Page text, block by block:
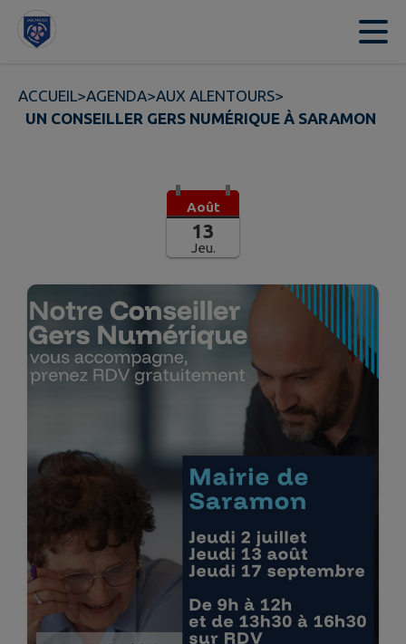
Contenu
ACCUEIL>AGENDA>AUX ALENTOURS>
UN CONSEILLER GERS NUMÉRIQUE À SARAMON
Août
13
Jeu.